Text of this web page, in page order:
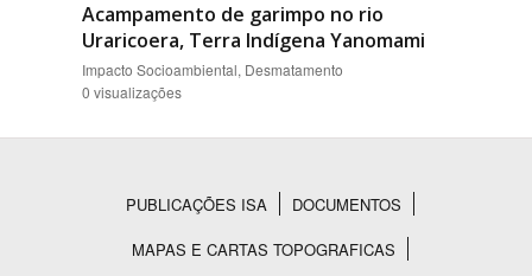
Acampamento de garimpo no rio
Uraricoera, Terra Indígena Yanomami
Impacto Socioambiental, Desmatamento
0 visualizações
Rodapé
PUBLICAÇÕES ISA
DOCUMENTOS
MAPAS E CARTAS TOPOGRAFICAS